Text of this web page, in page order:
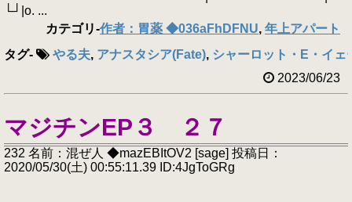
└┘|o. ...
カテゴリ-作者：胃薬 ◆036aFhDFNU, 年上アパート
タグ- やる夫, アナスタシア(Fate), シャーロット・E・イェ
2023/06/23
マジチンEP３ ２７
232 名前：混ぜ人 ◆mazEBItOV2 [sage] 投稿日：
2020/05/30(土) 00:55:11.39 ID:4JgToGRg